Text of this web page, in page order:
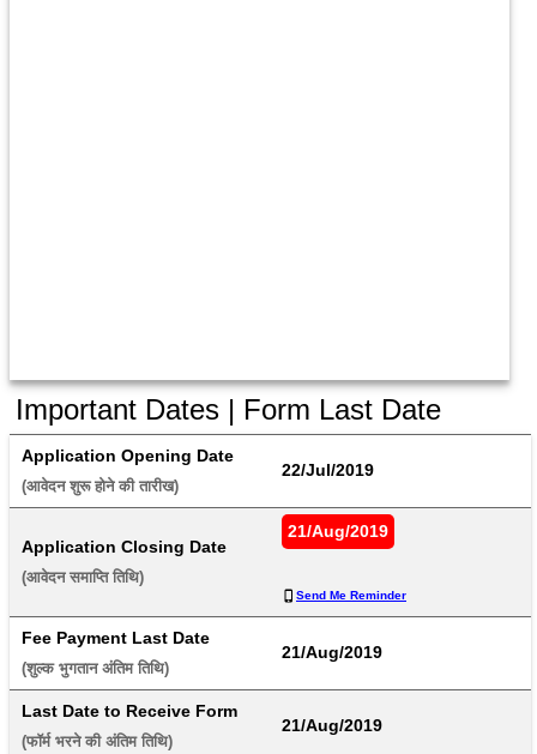
Important Dates | Form Last Date
Application Opening Date
(आवेदन शुरू होने की तारीख)
22/Jul/2019
Application Closing Date
(आवेदन समाप्ति तिथि)
21/Aug/2019
Send Me Reminder
Fee Payment Last Date
(शुल्क भुगतान अंतिम तिथि)
21/Aug/2019
Last Date to Receive Form
(फॉर्म भरने की अंतिम तिथि)
21/Aug/2019